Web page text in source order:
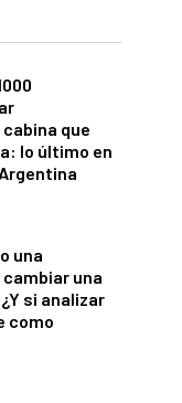
que
lo último en
una
una
si analizar
como